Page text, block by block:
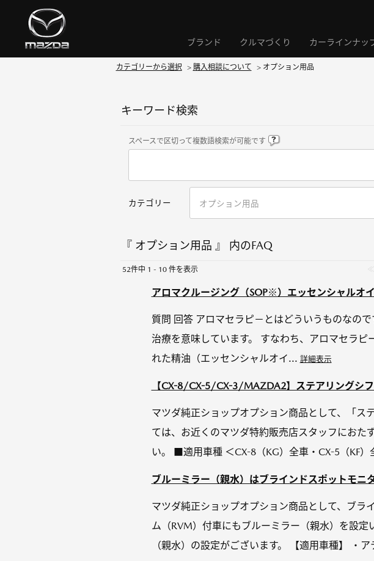
ブランド クルマづくり カーラインナッ
カテゴリーから選択 > 購入相談について > オプション用品
キーワード検索
スペースで区切って複数語検索が可能です
カテゴリー
『 オプション用品 』 内のFAQ
52件中 1 - 10 件を表示
アロマクルージング（SOP※）エッセンシャルオ
質問 回答 アロマセラピ－とはどういうものなの
治療を意味しています。 すなわち、アロマセラ
れた精油（エッセンシャルオイ... 詳細表示
【CX-8/CX-5/CX-3/MAZDA2】ステアリングシ
マツダ純正ショップオプション商品として、「ス
ては、お近くのマツダ特約販売店スタッフにおた
い。 ■適用車種 ＜CX-8（KG）全車・CX-5（KF）
ブルーミラー（親水）はブラインドスポットモニ
マツダ純正ショップオプション商品として、ブ
ム（RVM）付車にもブルーミラー（親水）を設
（親水）の設定がございます。 【適用車種】 ・